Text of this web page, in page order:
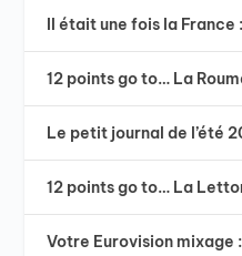
Il était une fois la France
12 points go to… La
Le petit journal de l’été
12 points go to… La
Votre Eurovision mixage